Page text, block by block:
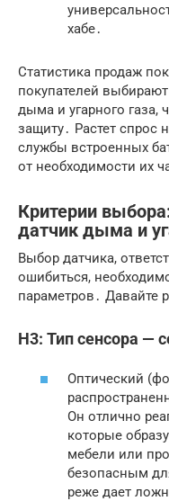
хабе․
Статистика продаж
покупателей
дыма и угарного газа,
защиту․ Растет
службы встроенных
от необходимости их
Критерии
датчик дыма и
Выбор датчика,
ошибиться,
параметров․ Давайте
H3: Тип сенсора —
Оптический
Он отлично
которые
мебели или
безопасным
реже дает